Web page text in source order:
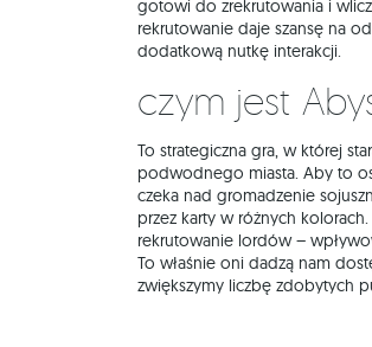
gotowi do zrekrutowania i
rekrutowanie daje szansę na
dodatkową nutkę interakcji.
Czym jest
To strategiczna gra, w której
podwodnego miasta. Aby to
czeka nad gromadzenie
przez karty w różnych
rekrutowanie lordów –
To właśnie oni dadzą nam
zwiększymy liczbę zdobytych